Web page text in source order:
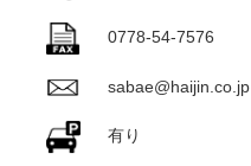
0778-54-7576
sabae@haijin.co.jp
有り